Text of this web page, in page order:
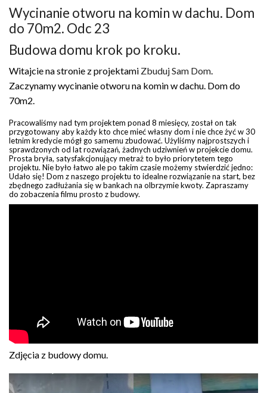
Wycinanie otworu na komin w dachu. Dom
do 70m2. Odc 23
Budowa domu krok po kroku.
Witajcie na stronie z projektami Zbuduj Sam Dom
Zaczynamy wycinanie otworu na komin w dachu. Dom do
70m2.
Pracowaliśmy nad tym projektem ponad 8 miesięcy, został on tak
przygotowany aby każdy kto chce mieć własny dom i nie chce żyć w 30
letnim kredycie mógł go samemu zbudować. Użyliśmy najprostszych i
sprawdzonych od lat rozwiązań, żadnych udziwnień w projekcie domu.
Prosta bryła, satysfakcjonujący metraż to było priorytetem tego
projektu. Nie było łatwo ale po takim czasie możemy stwierdzić jedno:
Udało się! Dom z naszego projektu to idealne rozwiązanie na start, bez
zbędnego zadłużania się w bankach na olbrzymie kwoty. Zapraszamy
do zobaczenia filmu prosto z budowy.
Zdjęcia z budowy domu.